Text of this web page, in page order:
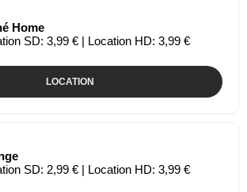
Home
SD: 3,99 € | Location HD: 3,99 €
LOCATION
SD: 2,99 € | Location HD: 3,99 €